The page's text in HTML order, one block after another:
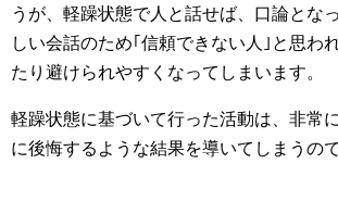
うが、軽躁状態で人と話せば、口論とな
しい会話のため｢信頼できない人｣と思わ
たり避けられやすくなってしまいます。
軽躁状態に基づいて行った活動は、非常
に後悔するような結果を導いてしまうので